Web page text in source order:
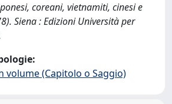
coreani, vietnamiti, cinesi e
Siena : Edizioni Università per
volume (Capitolo o Saggio)